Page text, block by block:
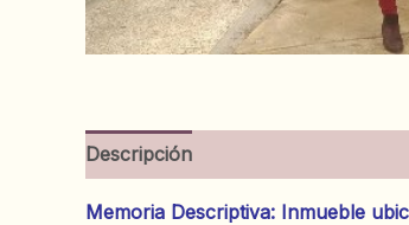
Descripción
Memoria Descriptiva: Inmueble